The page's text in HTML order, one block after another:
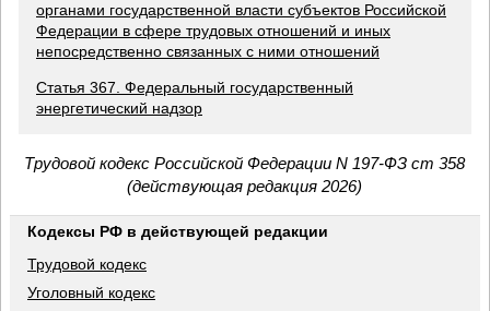
органами государственной власти субъектов Российской
Федерации в сфере трудовых отношений и иных
непосредственно связанных с ними отношений
Статья 367. Федеральный государственный
энергетический надзор
Трудовой кодекс Российской Федерации N 197-ФЗ ст 358
(действующая редакция 2026)
Кодексы РФ в действующей редакции
Трудовой кодекс
Уголовный кодекс